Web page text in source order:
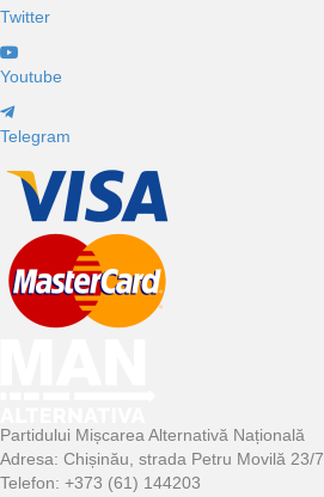
Twitter
Youtube
Telegram
Partidului Mișcarea Alternativă Națională
Adresa: Chișinău, strada Petru Movilă 23/7
Telefon: +373 (61) 144203